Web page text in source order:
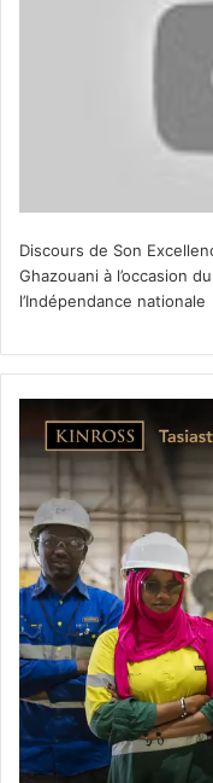
Discours de Son
Ghazouani à l’occasion
l’Indépendance nationale